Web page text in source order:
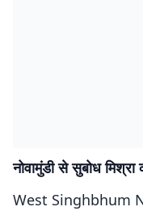
नोवामुंडी से सुबोध मिश्रा
West Singhbhum